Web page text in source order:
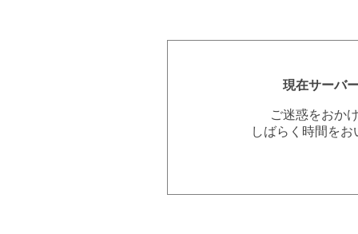
現在サーバ
ご迷惑をおか
しばらく時間を